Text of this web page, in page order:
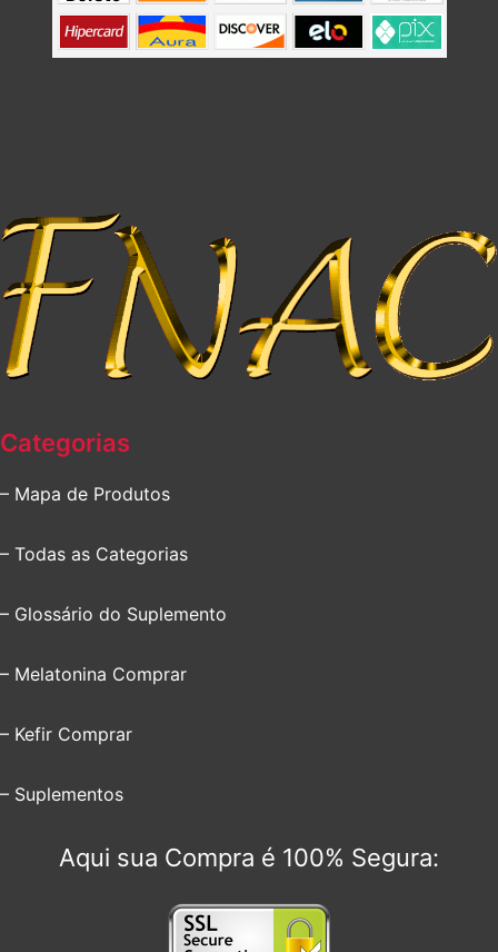
Categorias
– Mapa de Produtos
– Todas as Categorias
– Glossário do Suplemento
– Melatonina Comprar
– Kefir Comprar
– Suplementos
Aqui sua Compra é 100% Segura: